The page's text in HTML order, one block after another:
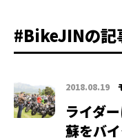
#BikeJINの記
2018.08.19
ライダ
蘇をバ